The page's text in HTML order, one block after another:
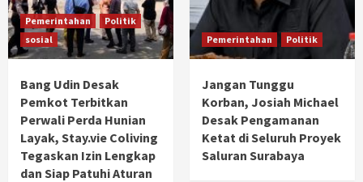
Pemerintahan
Politik
sosial
Bang Udin Desak
Pemkot Terbitkan
Perwali Perda Hunian
Layak, Stay.vie Coliving
Tegaskan Izin Lengkap
dan Siap Patuhi Aturan
Pemerintahan Politik
Jangan Tunggu
Korban, Josiah Michael
Desak Pengamanan
Ketat di Seluruh Proyek
Saluran Surabaya